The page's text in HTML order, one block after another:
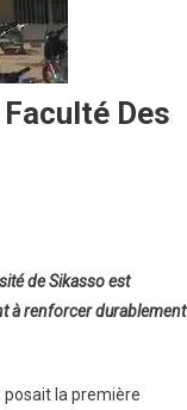
Des
de Sikasso est
à renforcer durablement
posait la première